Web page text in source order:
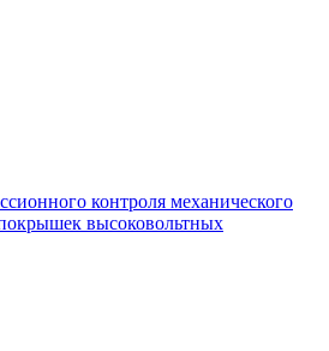
контроля механического
высоковольтных